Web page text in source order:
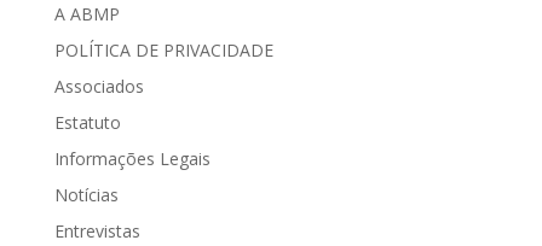
A ABMP
POLÍTICA DE PRIVACIDADE
Associados
Estatuto
Informações Legais
Notícias
Entrevistas